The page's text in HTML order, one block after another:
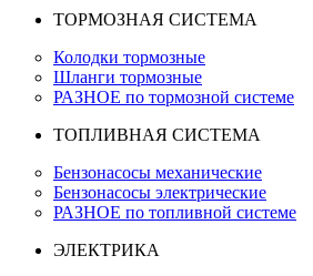
ТОРМОЗНАЯ СИСТЕМА
Колодки тормозные
Шланги тормозные
РАЗНОЕ по тормозной системе
ТОПЛИВНАЯ СИСТЕМА
Бензонасосы механические
Бензонасосы электрические
РАЗНОЕ по топливной системе
ЭЛЕКТРИКА